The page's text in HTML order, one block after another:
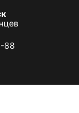
88